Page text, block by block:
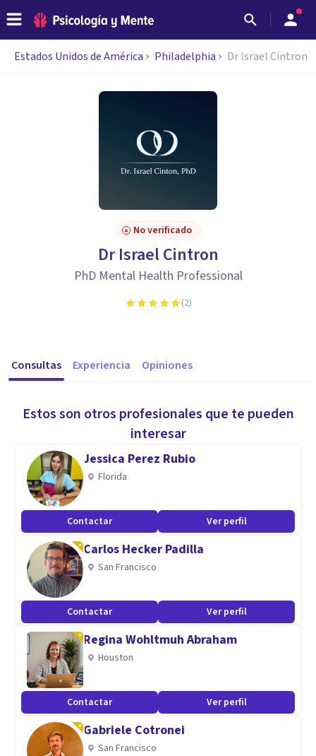
Estados Unidos de América Philadelphia Dr Israel Cintron
No verificado
Dr Israel Cintron
PhD Mental Health Professional
(2)
Consultas Experiencia Opiniones
Estos son otros profesionales que te pueden
interesar
Jessica Perez Rubio
Florida
Contactar Ver perfil
Carlos Hecker Padilla
San Francisco
Contactar Ver perfil
Regina Wohltmuh Abraham
Houston
Contactar Ver perfil
Gabriele Cotronei
San Francisco